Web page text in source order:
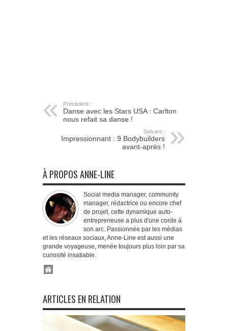
Précédent :
Danse avec les Stars USA : Carlton
nous refait sa danse !
Suivant :
Impressionnant : 9 Bodybuilders
avant-après !
À PROPOS ANNE-LINE
Social media manager, community
manager, rédactrice ou encore chef
de projet, cette dynamique auto-
entrepreneuse a plus d'une corde à
son arc. Passionnée par les médias
et les réseaux sociaux, Anne-Line est aussi une
grande voyageuse, menée toujours plus loin par sa
curiosité insatiable.
ARTICLES EN RELATION